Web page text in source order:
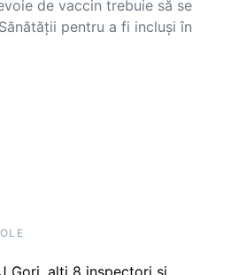
de vaccin trebuie să se
pentru a fi incluși în
Gorj, alți 8 inspectori și